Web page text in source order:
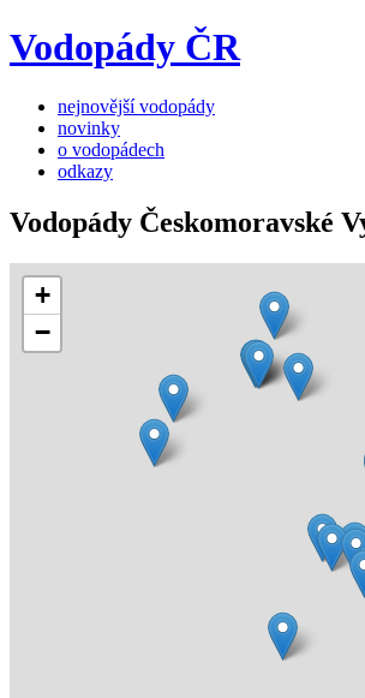
Vodopády ČR
nejnovější vodopády
novinky
o vodopádech
odkazy
Vodopády Českomoravské
+
−